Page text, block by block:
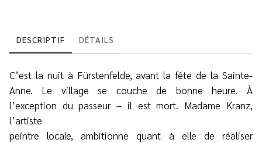
DESCRIPTIF DÉTAILS
C’est la nuit à Fürstenfelde, avant la fête de la Sainte-
Anne. Le village se couche de bonne heure. À
l’exception du passeur – il est mort. Madame Kranz,
l’artiste
peintre locale, ambitionne quant à elle de réaliser